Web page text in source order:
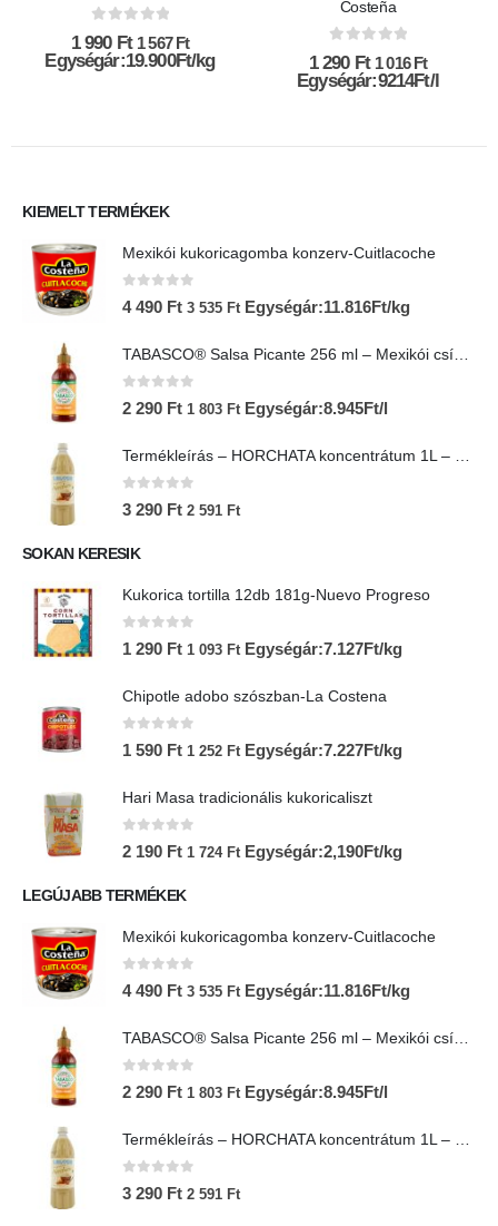
0az 5-ből
1 990 Ft 1 567 Ft
Egységár:19.900Ft/kg
Costeña
0az 5-ből
1 290 Ft 1 016 Ft
Egységár:9214Ft/l
KIEMELT TERMÉKEK
Mexikói kukoricagomba konzerv-Cuitlacoche
4 490 Ft 3 535 Ft Egységár:11.816Ft/kg
2 290 Ft 1 803 Ft Egységár:8.945Ft/l
3 290 Ft 2 591 Ft
SOKAN KERESIK
Kukorica tortilla 12db 181g-Nuevo Progreso
1 290 Ft 1 093 Ft Egységár:7.127Ft/kg
Chipotle adobo szószban-La Costena
1 590 Ft 1 252 Ft Egységár:7.227Ft/kg
Hari Masa tradicionális kukoricaliszt
2 190 Ft 1 724 Ft Egységár:2,190Ft/kg
LEGÚJABB TERMÉKEK
Mexikói kukoricagomba konzerv-Cuitlacoche
4 490 Ft 3 535 Ft Egységár:11.816Ft/kg
2 290 Ft 1 803 Ft Egységár:8.945Ft/l
3 290 Ft 2 591 Ft